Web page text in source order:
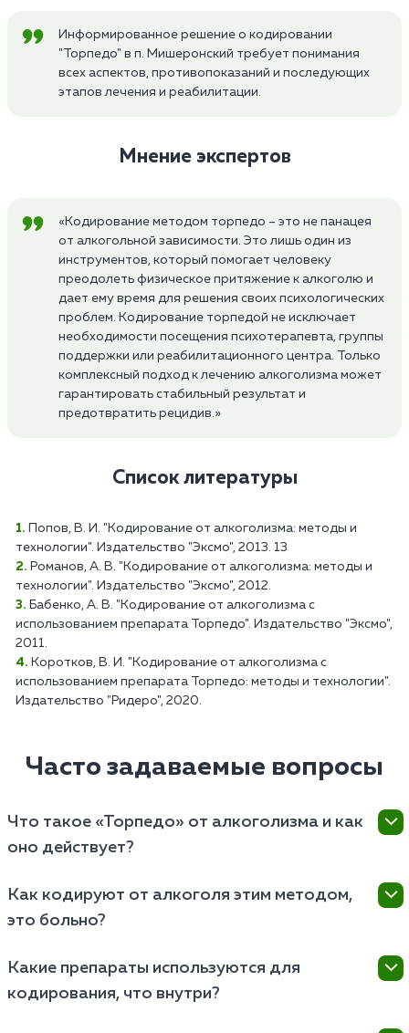
Информированное решение о кодировании
"Торпедо" в п. Мишеронский требует понимания
всех аспектов, противопоказаний и последующих
этапов лечения и реабилитации.
Мнение экспертов
«Кодирование методом торпедо – это не панацея
от алкогольной зависимости. Это лишь один из
инструментов, который помогает человеку
преодолеть физическое притяжение к алкоголю и
дает ему время для решения своих психологических
проблем. Кодирование торпедой не исключает
необходимости посещения психотерапевта, группы
поддержки или реабилитационного центра. Только
комплексный подход к лечению алкоголизма может
гарантировать стабильный результат и
предотвратить рецидив.»
Список литературы
Попов, В. И. "Кодирование от алкоголизма: методы и
технологии". Издательство "Эксмо", 2013. 13
Романов, А. В. "Кодирование от алкоголизма: методы и
технологии". Издательство "Эксмо", 2012.
Бабенко, А. В. "Кодирование от алкоголизма с
использованием препарата Торпедо". Издательство "Эксмо",
2011.
Коротков, В. И. "Кодирование от алкоголизма с
использованием препарата Торпедо: методы и технологии".
Издательство "Ридеро", 2020.
Часто задаваемые вопросы
Что такое «Торпедо» от алкоголизма и как
оно действует?
котором под кожу вшивается капсула или гель с
дисульфирамом, блокирующим ферменты печени и
вместо опьянения.
Как кодируют от алкоголя этим методом,
это больно?
анестезией, врач делает микронадрез в области
лопатки или ягодицы, вводит препарат глубоко в
Какие препараты используются для
кодирования, что внутри?